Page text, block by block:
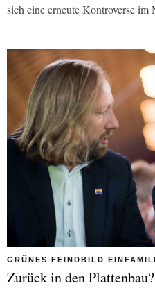
sich eine erneute Kontroverse im
GRÜNES FEINDBILD
Zurück in den Plattenbau?